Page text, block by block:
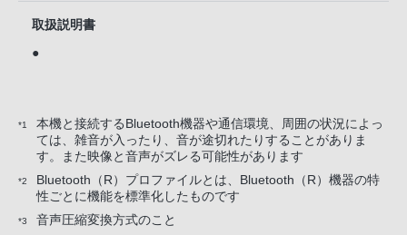
取扱説明書
●
*1
本機と接続するBluetooth機器や通信環境、周囲の状況によっ
ては、雑音が入ったり、音が途切れたりすることがありま
す。また映像と音声がズレる可能性があります
*2
Bluetooth（R）プロファイルとは、Bluetooth（R）機器の特
性ごとに機能を標準化したものです
*3 音声圧縮変換方式のこと